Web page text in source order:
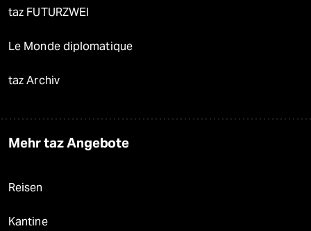
taz FUTURZWEI
Le Monde diplomatique
taz Archiv
Mehr taz Angebote
Reisen
Kantine